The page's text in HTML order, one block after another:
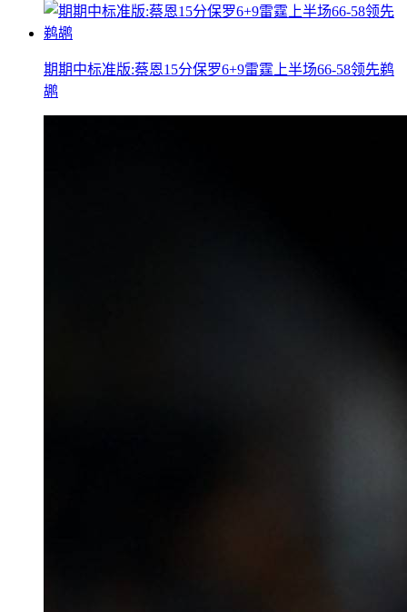
期期中标准版:蔡恩15分保罗6+9雷霆上半场66-58领先鹈
鹕